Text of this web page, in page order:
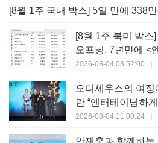
[8월 1주 북미 박스
오프닝, 7년만에 <
2026-08-04 08:52:00 |
오디세우스의 여
란 “엔터테이닝하
2026-08-04 11:00:24 |
안재홍과 함께하